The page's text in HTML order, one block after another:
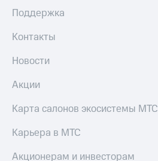
Поддержка
Контакты
Новости
Акции
Карта салонов экосистемы МТС
Карьера в МТС
Акционерам и инвесторам